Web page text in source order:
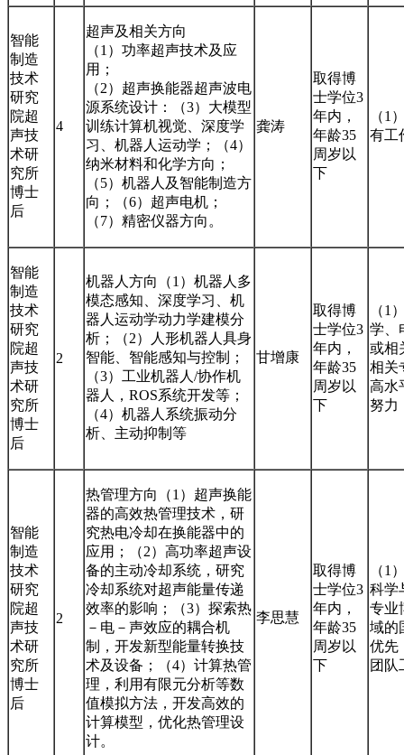
智能
制造
技术
研究
院超
声技
术研
究所
博士
后
4
超声及相关方向
（1）功率超声技术及应
用；
（2）超声换能器超声波电
源系统设计：（3）大模型
训练计算机视觉、深度学
习、机器人运动学；（4）
纳米材料和化学方向；
（5）机器人及智能制造方
向；（6）超声电机；
（7）精密仪器方向。
龚涛
取得博
士学位3
年内，
年龄35
周岁以
下
（1
有工
智能
制造
技术
研究
院超
声技
术研
究所
博士
后
2
机器人方向（1）机器人多
模态感知、深度学习、机
器人运动学动力学建模分
析；（2）人形机器人具身
智能、智能感知与控制；
（3）工业机器人/协作机
器人，ROS系统开发等；
（4）机器人系统振动分
析、主动抑制等
甘增康
取得博
士学位3
年内，
年龄35
周岁以
下
（1
学、
或相
相关
高水
努力
智能
制造
技术
研究
院超
声技
术研
究所
博士
后
2
热管理方向（1）超声换能
器的高效热管理技术，研
究热电冷却在换能器中的
应用；（2）高功率超声设
备的主动冷却系统，研究
冷却系统对超声能量传递
效率的影响；（3）探索热
－电－声效应的耦合机
制，开发新型能量转换技
术及设备；（4）计算热管
理，利用有限元分析等数
值模拟方法，开发高效的
计算模型，优化热管理设
计。
李思慧
取得博
士学位3
年内，
年龄35
周岁以
下
（1
科学
专业
域的
优先
团队